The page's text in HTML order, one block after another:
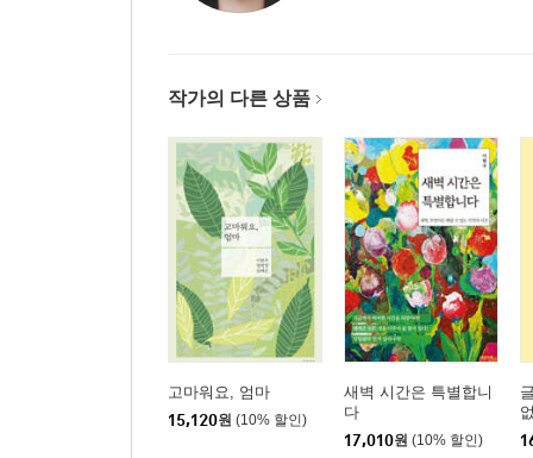
떠나가며 새 길을 찾는다 · 232
혼자인 것을 즐겨라 · 243
‘마음의 고통’ · 246
존재의 반대말은 부재이다 · 250
아름다움과 사랑함 · 253
정말 사랑한 것도 아니면서 · 257
언젠가 기회가 나를 찾아온다 마치 아는 사람처럼 ·
유의미한 것을 무의미한 것으로 치환하는 일 · 266
인생에 목적이라는 것이 있어야 하는가 · 275
작가의 다른 상품
고마워요, 엄마
15,120원 (10% 할인)
새벽 시간은 특별합니
다
17,010원 (10% 할인)